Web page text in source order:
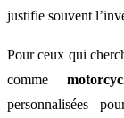
justifie souvent
Pour ceux qui
comme
personnalisées